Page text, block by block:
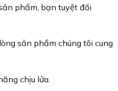
phẩm, bạn tuyệt đối
sản phẩm chúng tôi cung
chịu lửa.